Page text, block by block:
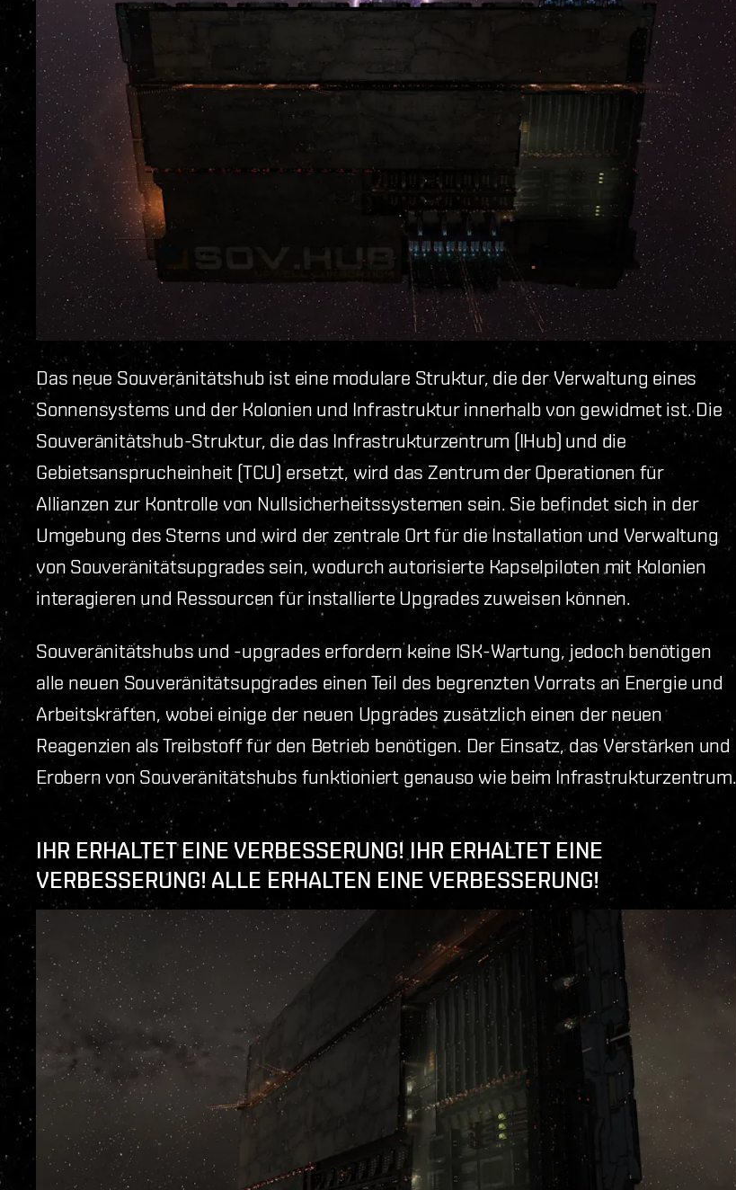
Das neue Souveränitätshub ist eine modulare Struktur, die der Verwaltung eines
Sonnensystems und der Kolonien und Infrastruktur innerhalb von gewidmet ist. Die
Souveränitätshub-Struktur, die das Infrastrukturzentrum (IHub) und die
Gebietsansprucheinheit (TCU) ersetzt, wird das Zentrum der Operationen für
Allianzen zur Kontrolle von Nullsicherheitssystemen sein. Sie befindet sich in der
Umgebung des Sterns und wird der zentrale Ort für die Installation und Verwaltung
von Souveränitätsupgrades sein, wodurch autorisierte Kapselpiloten mit Kolonien
interagieren und Ressourcen für installierte Upgrades zuweisen können.
Souveränitätshubs und -upgrades erfordern keine ISK-Wartung, jedoch benötigen
alle neuen Souveränitätsupgrades einen Teil des begrenzten Vorrats an Energie und
Arbeitskräften, wobei einige der neuen Upgrades zusätzlich einen der neuen
Reagenzien als Treibstoff für den Betrieb benötigen. Der Einsatz, das Verstärken und
Erobern von Souveränitätshubs funktioniert genauso wie beim Infrastrukturzentrum.
IHR ERHALTET EINE VERBESSERUNG! IHR ERHALTET EINE
VERBESSERUNG! ALLE ERHALTEN EINE VERBESSERUNG!